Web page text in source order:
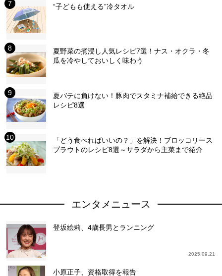
“子どもも使える”冷タオル
夏野菜の煮浸し人気レシピ7選！ナス・オクラ・冬
瓜を冷やしておいしく味わう
夏バテに負けない！豚肉でスタミナ補給できる絶品
レシピ8選
「どう食べればいいの？」を解決！ブロッコリース
プラウトのレシピ8選～サラダから主菜まで紹介
エンタメニュース
登坂絵莉、4歳長男とランニング
2025.09.21
小原正子、資格取得を報告